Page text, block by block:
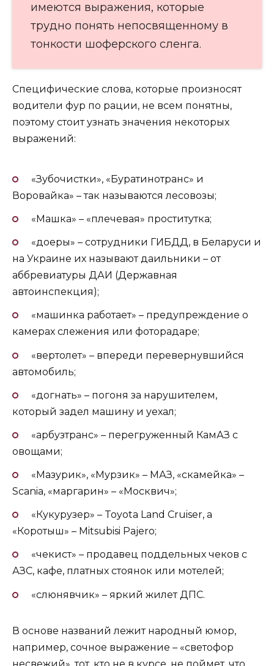
имеются выражения, которые
трудно понять непосвященному в
тонкости шоферского сленга.
Специфические слова, которые произносят
водители фур по рации, не всем понятны,
поэтому стоит узнать значения некоторых
выражений:
«Зубочистки», «Буратинотранс» и
Воровайка» – так называются лесовозы;
«Машка» – «плечевая» проститутка;
«доеры» – сотрудники ГИБДД, в Беларуси и
на Украине их называют даильники – от
аббревиатуры ДАИ (Державная
автоинспекция);
«машинка работает» – предупреждение о
камерах слежения или фоторадаре;
«вертолет» – впереди перевернувшийся
автомобиль;
«догнать» – погоня за нарушителем,
который задел машину и уехал;
«арбузтранс» – перегруженный КамАЗ с
овощами;
«Мазурик», «Мурзик» – МАЗ, «скамейка» –
Scania, «маргарин» – «Москвич»;
«Кукурузер» – Toyota Land Cruiser, а
«Коротыш» – Mitsubisi Pajero;
«чекист» – продавец поддельных чеков с
АЗС, кафе, платных стоянок или мотелей;
«слюнявчик» – яркий жилет ДПС.
В основе названий лежит народный юмор,
например, сочное выражение – «светофор
несвежий», тот, кто не в курсе, не поймет, что